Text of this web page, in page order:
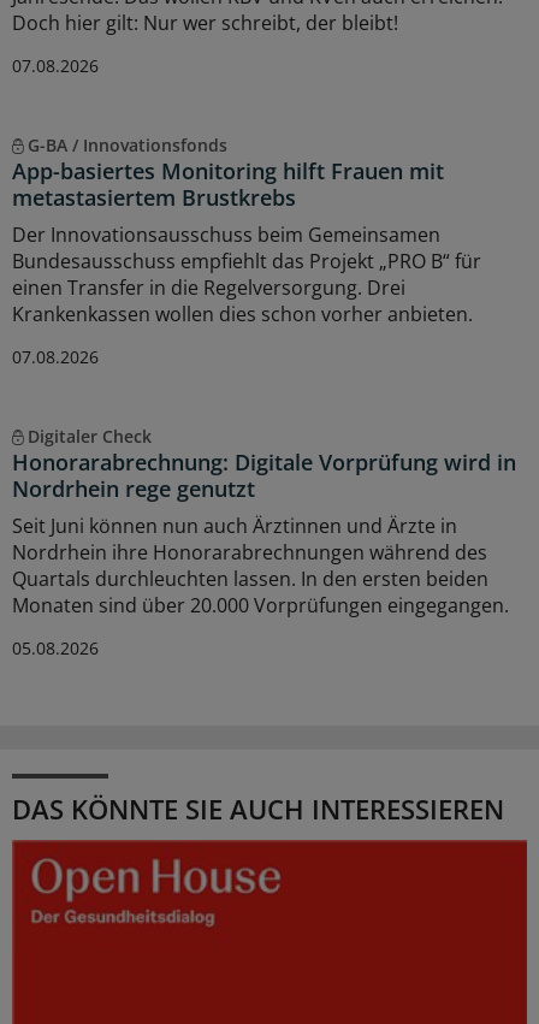
Doch hier gilt: Nur wer schreibt, der bleibt!
07.08.2026
G-BA / Innovationsfonds
App-basiertes Monitoring hilft Frauen mit
metastasiertem Brustkrebs
Der Innovationsausschuss beim Gemeinsamen
Bundesausschuss empfiehlt das Projekt „PRO B“ für
einen Transfer in die Regelversorgung. Drei
Krankenkassen wollen dies schon vorher anbieten.
07.08.2026
Digitaler Check
Honorarabrechnung: Digitale Vorprüfung wird in
Nordrhein rege genutzt
Seit Juni können nun auch Ärztinnen und Ärzte in
Nordrhein ihre Honorarabrechnungen während des
Quartals durchleuchten lassen. In den ersten beiden
Monaten sind über 20.000 Vorprüfungen eingegangen.
05.08.2026
DAS KÖNNTE SIE AUCH INTERESSIEREN